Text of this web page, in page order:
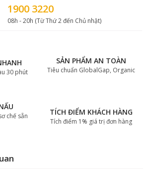
1900 3220
08h - 20h (Từ Thứ 2 đến Chủ nhật)
30 phút
SẢN PHẨM AN TOÀN
Tiêu chuẩn GlobalGap, Organic
chế sẵn TÍCH ĐIỂM KHÁCH HÀNG
Tích điểm 1% giá trị đơn hàng